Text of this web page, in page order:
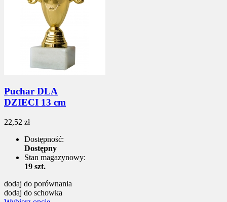
Puchar DLA
DZIECI 13 cm
22,52 zł
Dostępność:
Dostępny
Stan magazynowy:
19 szt.
dodaj do porównania
dodaj do schowka